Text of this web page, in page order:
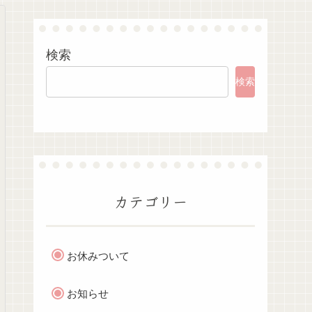
検索
検索
カテゴリー
お休みついて
お知らせ